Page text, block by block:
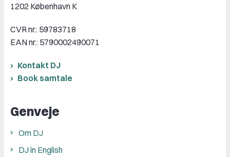
1202 København K
CVR nr.: 59783718
EAN nr.: 5790002490071
Kontakt DJ
Book samtale
Genveje
Om DJ
DJ in English